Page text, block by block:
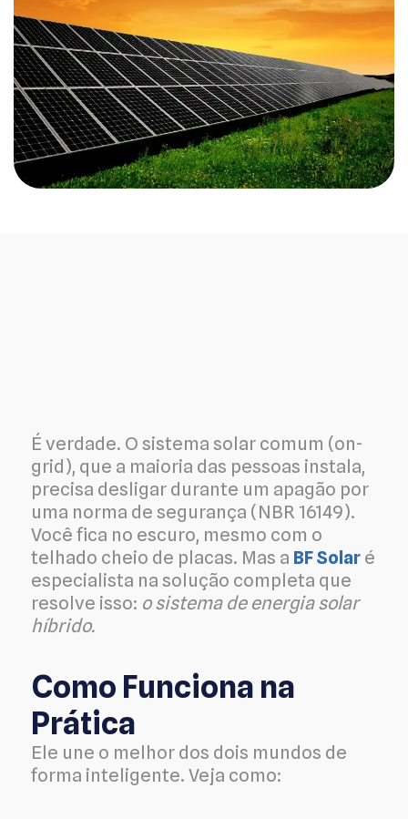
É verdade. O sistema solar comum (on-
grid), que a maioria das pessoas instala,
precisa desligar durante um apagão por
uma norma de segurança (NBR 16149).
Você fica no escuro, mesmo com o
telhado cheio de placas. Mas a BF Solar é
especialista na solução completa que
resolve isso: o sistema de energia solar
híbrido.
Como Funciona na
Prática
Ele une o melhor dos dois mundos de
forma inteligente. Veja como: